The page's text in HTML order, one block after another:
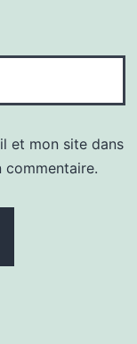
et mon site dans